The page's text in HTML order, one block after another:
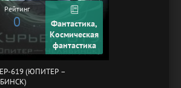
Рейтинг
0
Фантастика,
Космическая
фантастика
619 (ЮПИТЕР –